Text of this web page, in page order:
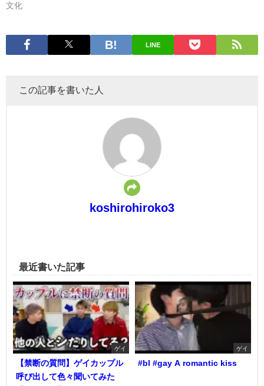
文化
LINE
この記事を書いた人
koshirohiroko3
最近書いた記事
ゲイ
【禁断の質問】ゲイカップル
呼び出して色々聞いてみた
ゲイ
#bl #gay A romantic kiss